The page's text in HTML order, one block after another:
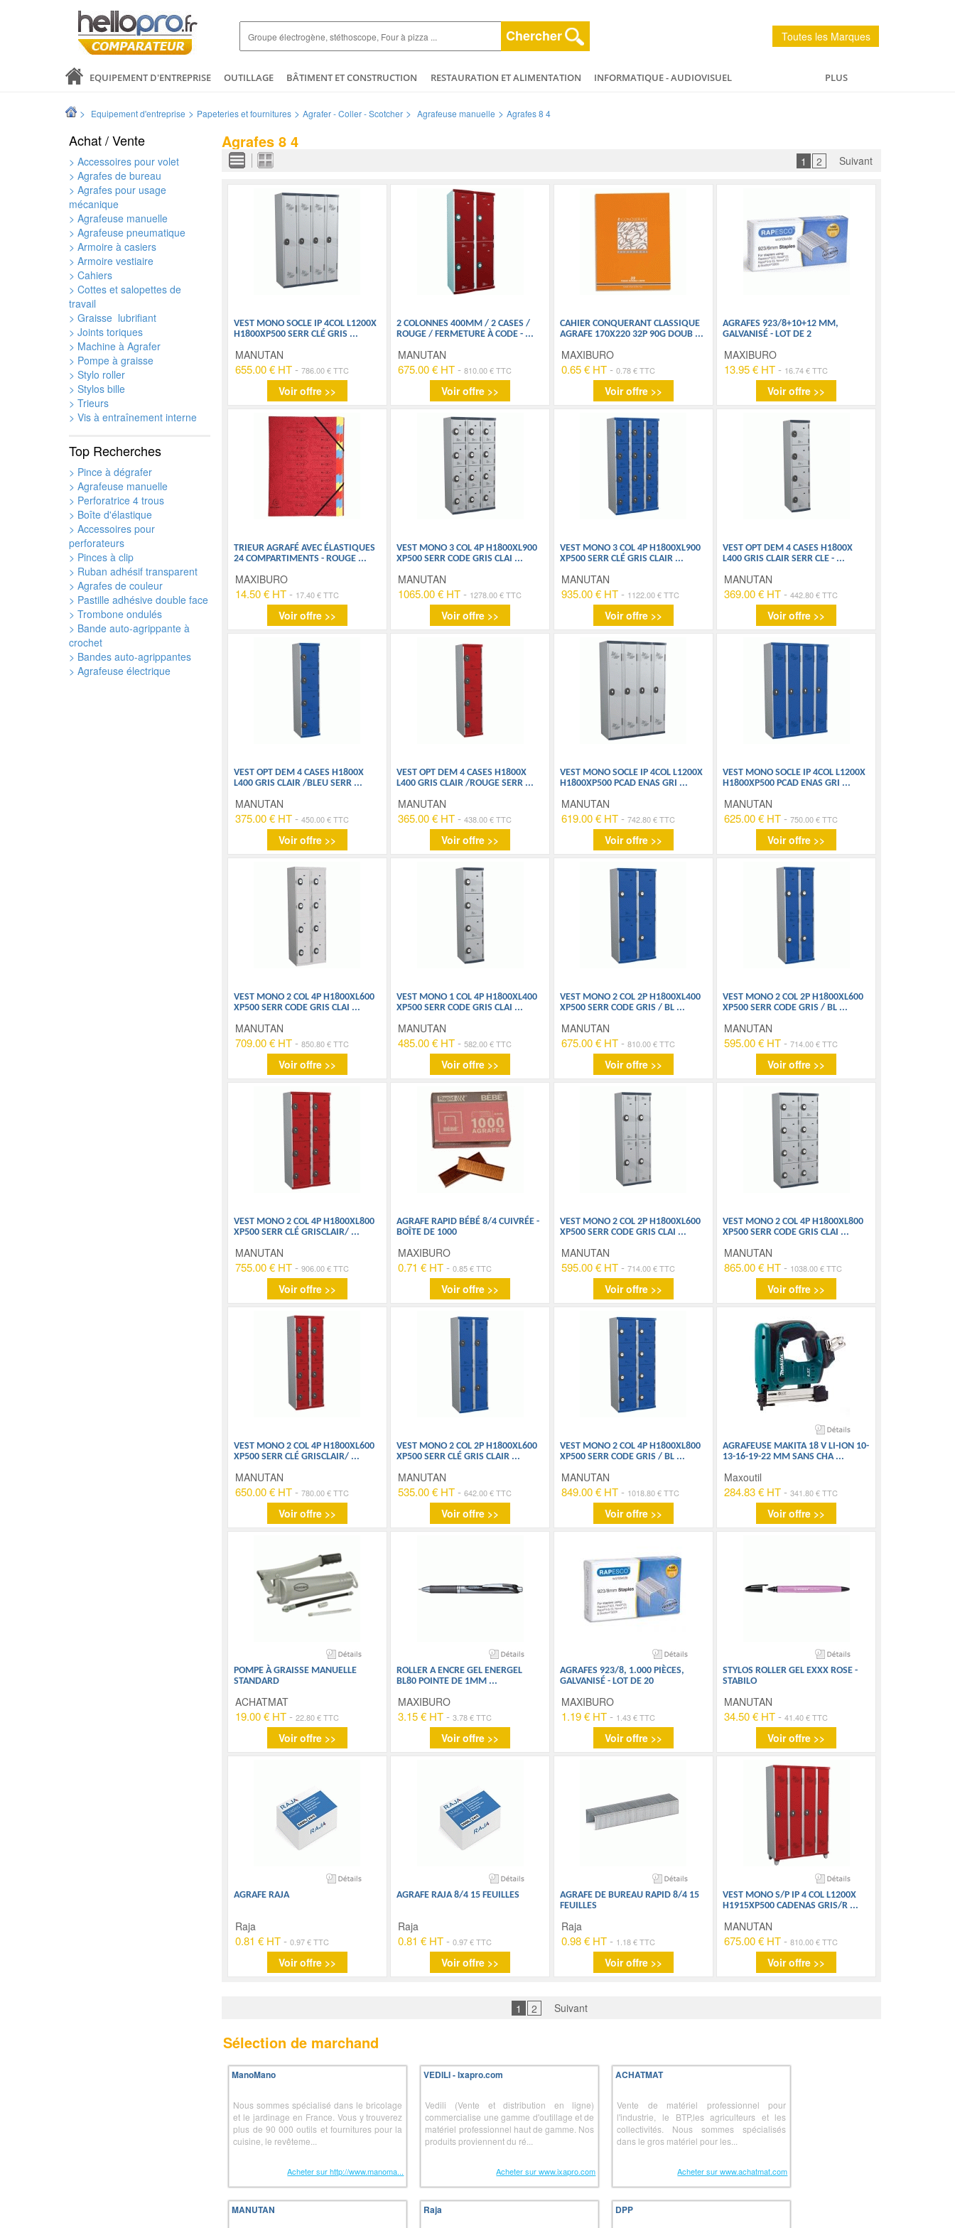
Chercher Toutes les Marques
EQUIPEMENT D'ENTREPRISE OUTILLAGE BÂTIMENT ET CONSTRUCTION RESTAURATION ET ALIMENTATION
INFORMATIQUE - AUDIOVISUEL
PLUS
> Equipement d'entreprise > Papeteries et fournitures > Agrafer - Coller - Scotcher > Agrafeuse manuelle > Agrafes 8 4
Achat / Vente
> Accessoires pour volet
> Agrafes de bureau
> Agrafes pour usage
mécanique
> Agrafeuse manuelle
> Agrafeuse pneumatique
> Armoire à casiers
> Armoire vestiaire
> Cahiers
> Cottes et salopettes de
travail
> Graisse  lubrifiant
> Joints toriques
> Machine à Agrafer
> Pompe à graisse
> Stylo roller
> Stylos bille
> Trieurs
> Vis à entraînement interne
Top Recherches
> Pince à dégrafer
> Agrafeuse manuelle
> Perforatrice 4 trous
> Boîte d'élastique
> Accessoires pour
perforateurs
> Pinces à clip
> Ruban adhésif transparent
> Agrafes de couleur
> Pastille adhésive double face
> Trombone ondulés
> Bande auto-agrippante à
crochet
> Bandes auto-agrippantes
> Agrafeuse électrique
Agrafes 8 4
1 2 Suivant
VEST MONO SOCLE IP 4COL L1200X
H1800XP500 SERR CLÉ GRIS ...
MANUTAN
655.00 € HT - 786.00 € TTC
Voir offre >>
2 COLONNES 400MM / 2 CASES /
ROUGE / FERMETURE À CODE - ...
MANUTAN
675.00 € HT-810.00 € TTC
Voir offre >>
CAHIER CONQUERANT CLASSIQUE
AGRAFE 170X220 32P 90G DOUB ...
MAXIBURO
0.65 € HT - 0.78 € TTC
Voir offre >>
AGRAFES 923/8+10+12 MM,
GALVANISÉ - LOT DE 2
MAXIBURO
13.95 € HT- 16.74 € TTC
Voir offre >>
TRIEUR AGRAFÉ AVEC ÉLASTIQUES
24 COMPARTIMENTS - ROUGE ...
MAXIBURO
14.50 € HT - 17.40 € TTC
Voir offre >>
VEST MONO 3 COL 4P H1800XL900
XP500 SERR CODE GRIS CLAI ...
MANUTAN
1065.00 € HT- 1278.00 € TTC
Voir offre >>
VEST MONO 3 COL 4P H1800XL900
XP500 SERR CLÉ GRIS CLAIR ...
MANUTAN
935.00 € HT - 1122.00 € TTC
Voir offre >>
VEST OPT DEM 4 CASES H1800X
L400 GRIS CLAIR SERR CLE - ...
MANUTAN
369.00 € HT-442.80 € TTC
Voir offre >>
VEST OPT DEM 4 CASES H1800X
L400 GRIS CLAIR /BLEU SERR ...
MANUTAN
375.00 € HT - 450.00 € TTC
Voir offre >>
VEST OPT DEM 4 CASES H1800X
L400 GRIS CLAIR /ROUGE SERR ...
MANUTAN
365.00 € HT-438.00 € TTC
Voir offre >>
VEST MONO SOCLE IP 4COL L1200X
H1800XP500 PCAD ENAS GRI ...
MANUTAN
619.00 € HT - 742.80 € TTC
Voir offre >>
VEST MONO SOCLE IP 4COL L1200X
H1800XP500 PCAD ENAS GRI ...
MANUTAN
625.00 € HT-750.00 € TTC
Voir offre >>
VEST MONO 2 COL 4P H1800XL600
XP500 SERR CODE GRIS CLAI ...
MANUTAN
709.00 € HT - 850.80 € TTC
Voir offre >>
VEST MONO 1 COL 4P H1800XL400
XP500 SERR CODE GRIS CLAI ...
MANUTAN
485.00 € HT-582.00 € TTC
Voir offre >>
VEST MONO 2 COL 2P H1800XL400
XP500 SERR CODE GRIS / BL ...
MANUTAN
675.00 € HT - 810.00 € TTC
Voir offre >>
VEST MONO 2 COL 2P H1800XL600
XP500 SERR CODE GRIS / BL ...
MANUTAN
595.00 € HT-714.00 € TTC
Voir offre >>
VEST MONO 2 COL 4P H1800XL800
XP500 SERR CLÉ GRISCLAIR/ ...
MANUTAN
755.00 € HT - 906.00 € TTC
Voir offre >>
AGRAFE RAPID BÉBÉ 8/4 CUIVRÉE -
BOÎTE DE 1000
MAXIBURO
0.71 € HT-0.85 € TTC
Voir offre >>
VEST MONO 2 COL 2P H1800XL600
XP500 SERR CODE GRIS CLAI ...
MANUTAN
595.00 € HT - 714.00 € TTC
Voir offre >>
VEST MONO 2 COL 4P H1800XL800
XP500 SERR CODE GRIS CLAI ...
MANUTAN
865.00 € HT- 1038.00 € TTC
Voir offre >>
VEST MONO 2 COL 4P H1800XL600
XP500 SERR CLÉ GRISCLAIR/ ...
MANUTAN
650.00 € HT - 780.00 € TTC
Voir offre >>
VEST MONO 2 COL 2P H1800XL600
XP500 SERR CLÉ GRIS CLAIR ...
MANUTAN
535.00 € HT-642.00 € TTC
Voir offre >>
VEST MONO 2 COL 4P H1800XL800
XP500 SERR CODE GRIS / BL ...
MANUTAN
849.00 € HT - 1018.80 € TTC
Voir offre >>
AGRAFEUSE MAKITA 18 V LI-ION 10-
13-16-19-22 MM SANS CHA ...
Maxoutil
284.83 € HT-341.80 € TTC
Voir offre >>
POMPE À GRAISSE MANUELLE
STANDARD
ACHATMAT
19.00 € HT - 22.80 € TTC
Voir offre >>
ROLLER A ENCRE GEL ENERGEL
BL80 POINTE DE 1MM ...
MAXIBURO
3.15 € HT-3.78 € TTC
Voir offre >>
AGRAFES 923/8, 1.000 PIÈCES,
GALVANISÉ - LOT DE 20
MAXIBURO
1.19 € HT - 1.43 € TTC
Voir offre >>
STYLOS ROLLER GEL EXXX ROSE -
STABILO
MANUTAN
34.50 € HT-41.40 € TTC
Voir offre >>
AGRAFE RAJA
Raja
0.81 € HT - 0.97 € TTC
Voir offre >>
AGRAFE RAJA 8/4 15 FEUILLES
Raja
0.81 € HT-0.97 € TTC
Voir offre >>
AGRAFE DE BUREAU RAPID 8/4 15
FEUILLES
Raja
0.98 € HT - 1.18 € TTC
Voir offre >>
VEST MONO S/P IP 4 COL L1200X
H1915XP500 CADENAS GRIS/R ...
MANUTAN
675.00 € HT-810.00 € TTC
Voir offre >>
1 2 Suivant
Sélection de marchand
ManoMano
Nous sommes spécialisé dans le bricolage
et le jardinage en France. Vous y trouverez
plus de 90 000 outils et fournitures pour la
cuisine, le revêteme...
Acheter sur http://www.manoma...
VEDILI - Ixapro.com
Vedili (Vente et distribution en ligne)
commercialise une gamme d'outillage et de
matériel professionnel haut de gamme. Nos
produits proviennent du ré...
Acheter sur www.ixapro.com
ACHATMAT
Vente de matériel professionnel pour
l'industrie, le BTP,les agriculteurs et les
collectivités. Nous sommes spécialisés
dans le gros matériel pour les...
Acheter sur www.achatmat.com
MANUTAN Raja DPP